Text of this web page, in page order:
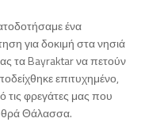
ένα
για δοκιμή στα νησιά
τα Bayraktar να πετούν
επιτυχημένο,
τις φρεγάτες μας που
Θάλασσα.